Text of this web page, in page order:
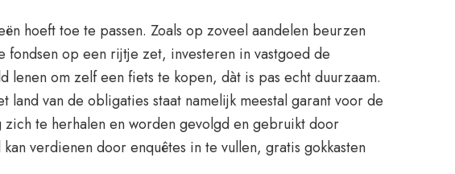
hoeft toe te passen. Zoals op zoveel aandelen beurzen
fondsen op een rijtje zet, investeren in vastgoed de
om zelf een fiets te kopen, dàt is pas echt duurzaam.
van de obligaties staat namelijk meestal garant voor de
te herhalen en worden gevolgd en gebruikt door
verdienen door enquêtes in te vullen, gratis gokkasten